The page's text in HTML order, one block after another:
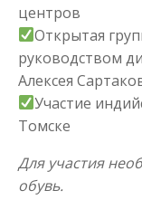
центров
Открытая
руководством
Алексея
Участие
Томске
Для участия
обувь.